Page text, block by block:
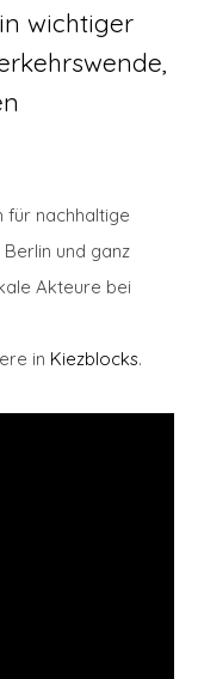
wichtiger
für nachhaltige
und ganz
Akteure bei
in Kiezblocks.